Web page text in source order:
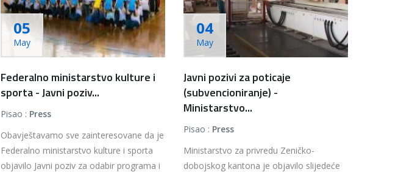
05
May
Federalno ministarstvo kulture i
sporta - Javni poziv...
Pisao : Press
Obavještavamo sve zainteresovane da je
Federalno ministarstvo kulture i sporta
objavilo Javni poziv za odabir programa i
04
May
Javni pozivi za poticaje
(subvencioniranje) -
Ministarstvo...
Pisao : Press
Ministarstvo za privredu Zeničko-
dobojskog kantona je objavilo slijedeće